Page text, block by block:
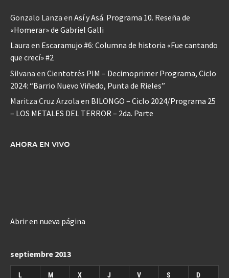
Gonzalo Lanza en Así y Asá. Programa 10. Reseña de
«Homerar» de Gabriel Galli
Laura en Escaramujo #6: Columna de historia «Fue cantando
que crecí» #2
Silvana en Cientotrés PIM – Decimoprimer Programa, Ciclo
2024: “Barrio Nuevo Viñedo, Punta de Rieles”
Maritza Cruz Arzola en BILONGO – Ciclo 2024/Programa 25
– LOS METALES DEL TERROR – 2da. Parte
AHORA EN VIVO
Abrir en nueva página
septiembre 2013
L M X J V S D